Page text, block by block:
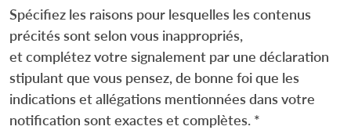
Spécifiez les raisons pour lesquelles les contenus
précités sont selon vous inappropriés,
et complétez votre signalement par une déclaration
stipulant que vous pensez, de bonne foi que les
indications et allégations mentionnées dans votre
notification sont exactes et complètes. *